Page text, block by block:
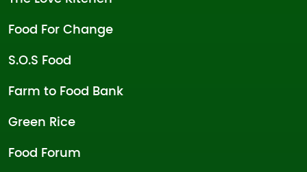
Food For Change
S.O.S Food
Farm to Food Bank
Green Rice
Food Forum